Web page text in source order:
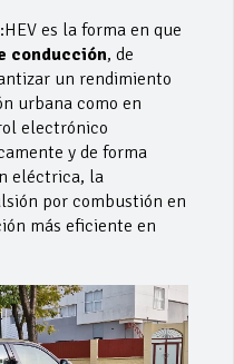
es la forma en que
conducción, de
un rendimiento
urbana como en
electrónico
y de forma
eléctrica, la
por combustión en
más eficiente en